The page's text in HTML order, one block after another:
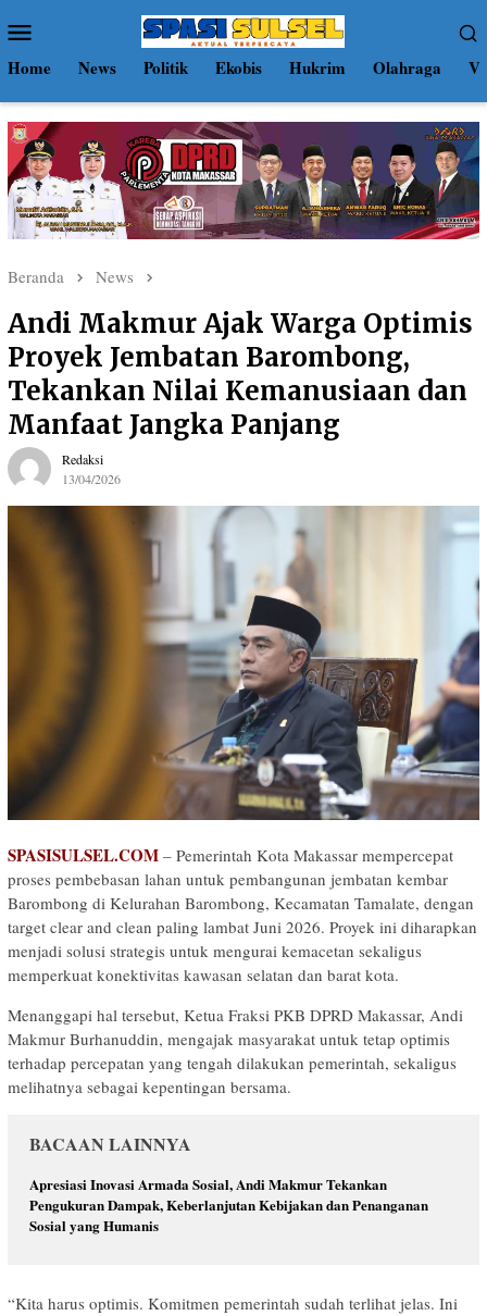
ke
kontenMobile
Home News Politik Ekobis Hukrim Olahraga
Beranda News
Andi Makmur Ajak Warga Optimis
Proyek Jembatan Barombong,
Tekankan Nilai Kemanusiaan dan
Manfaat Jangka Panjang
Redaksi
13/04/2026
SPASISULSEL.COM – Pemerintah Kota Makassar mempercepat
proses pembebasan lahan untuk pembangunan jembatan kembar
Barombong di Kelurahan Barombong, Kecamatan Tamalate, dengan
target clear and clean paling lambat Juni 2026. Proyek ini diharapkan
menjadi solusi strategis untuk mengurai kemacetan sekaligus
memperkuat konektivitas kawasan selatan dan barat kota.
Menanggapi hal tersebut, Ketua Fraksi PKB DPRD Makassar, Andi
Makmur Burhanuddin, mengajak masyarakat untuk tetap optimis
terhadap percepatan yang tengah dilakukan pemerintah, sekaligus
melihatnya sebagai kepentingan bersama.
BACAAN LAINNYA
Apresiasi Inovasi Armada Sosial, Andi Makmur Tekankan
Pengukuran Dampak, Keberlanjutan Kebijakan dan Penanganan
Sosial yang Humanis
“Kita harus optimis. Komitmen pemerintah sudah terlihat jelas. Ini